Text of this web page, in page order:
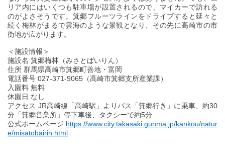
リア内にはいくつも駐車場が設置されるので、マイカーで訪れる
のがよさそうです。箕郷フルーツラインをドライブすると延々と
続く梅林がまるで雲海のような景観となり、その先に高崎市の市
街地が広がります。
＜施設情報＞
施設名 箕郷梅林（みさとばいりん）
住所 群馬県高崎市箕郷町善地・富岡
電話番号 027-371-9065（高崎市箕郷支所産業課）
入園料 無料
休園日 なし
アクセス JR高崎線「高崎駅」よりバス「箕郷行き」に乗車、約30
分「箕郷営業所」停下車後、タクシーで約5分
公式ホームページ https://www.city.takasaki.gunma.jp/kankou/natur
e/misatobairin.html